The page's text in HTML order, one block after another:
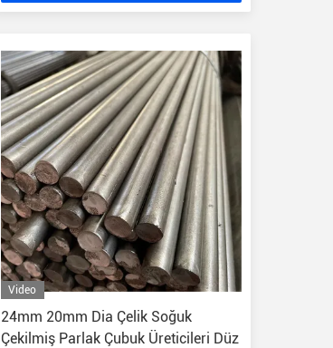
Video
24mm 20mm Dia Çelik Soğuk
Çekilmiş Parlak Çubuk Üreticileri Düz